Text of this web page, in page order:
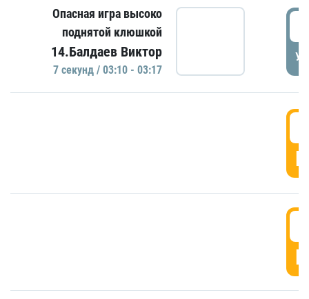
Опасная игра высоко
поднятой клюшкой
14.Балдаев Виктор
7 секунд / 03:10 - 03:17